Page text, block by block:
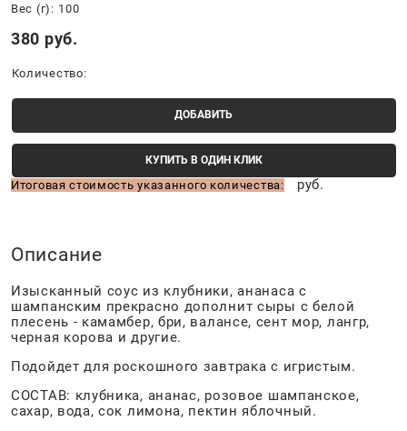
Вес (г): 100
380 руб.
Количество:
ДОБАВИТЬ
КУПИТЬ В ОДИН КЛИК
Итоговая стоимость указанного количества: руб.
Описание
Изысканный соус из клубники, ананаса с
шампанским прекрасно дополнит сыры с белой
плесень - камамбер, бри, валансе, сент мор, лангр,
черная корова и другие.
Подойдет для роскошного завтрака с игристым.
СОСТАВ: клубника, ананас, розовое шампанское,
сахар, вода, сок лимона, пектин яблочный.